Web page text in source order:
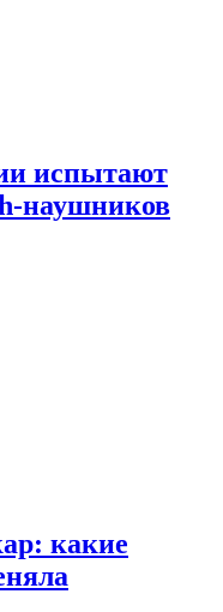
испытают
наушников
какие